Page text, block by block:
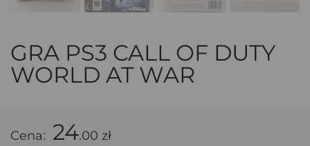
GRA PS3 CALL OF DUTY
WORLD AT WAR
Cena: 24.00 zł